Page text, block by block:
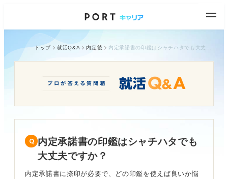
トップ 就活Q&A 内定後
内定承諾書の印鑑はシャチハタでも
大丈夫ですか？
内定承諾書に捺印が必要で、どの印鑑を使えば良いか悩